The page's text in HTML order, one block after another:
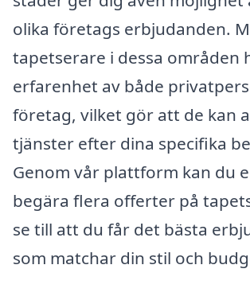
olika företags erbjudanden.
tapetserare i dessa områden
erfarenhet av både
företag, vilket gör att de kan
tjänster efter dina specifika
Genom vår plattform kan du
begära flera offerter på
se till att du får det bästa
som matchar din stil och